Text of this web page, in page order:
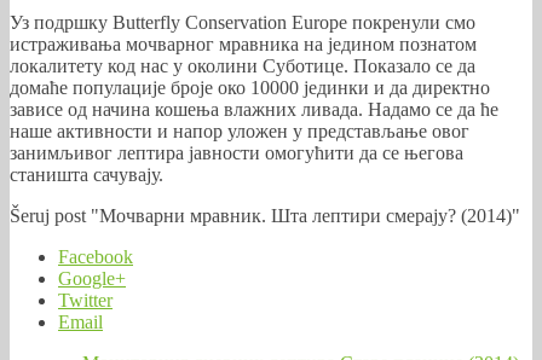
Уз подршку Butterfly Conservation Europe покренули смо
истраживања мочварног мравника на једином познатом
локалитету код нас у околини Суботице. Показало се да
домаће популације броје око 10000 јединки и да директно
зависе од начина кошења влажних ливада. Надамо се да ће
наше активности и напор уложен у представљање овог
занимљивог лептира јавности омогућити да се његова
станишта сачувају.
Šeruj post "Мочварни мравник. Шта лептири смерају? (2014)"
Facebook
Google+
Twitter
Email